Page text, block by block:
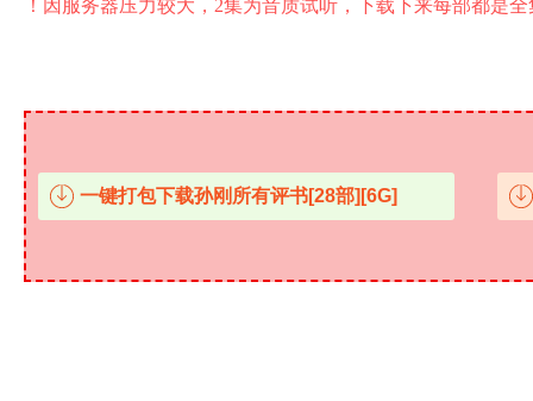
！因服务器压力较大，2集为音质试听，下载下来每部都是
一键打包下载孙刚所有评书[28部][6G]